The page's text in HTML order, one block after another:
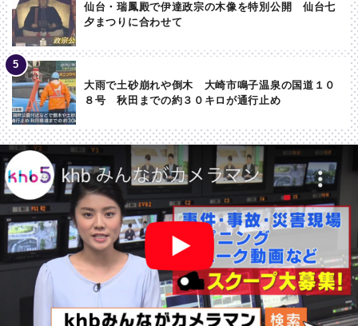
仙台・瑞鳳殿で伊達政宗の木像を特別公開 仙台七
夕まつりに合わせて
大雨で土砂崩れや倒木 大崎市鳴子温泉の国道１０
８号 秋田までの約３０キロが通行止め